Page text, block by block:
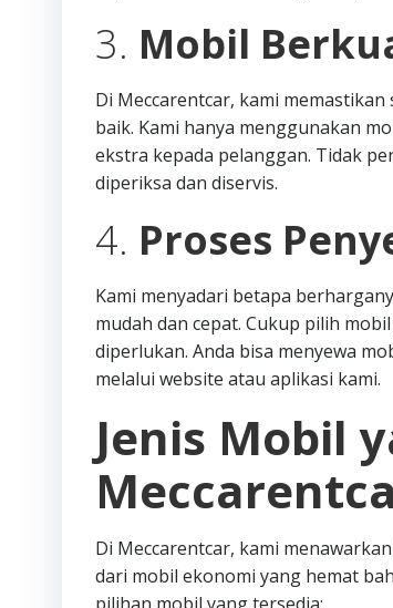
3. Mobil
Di Meccarentcar, kami
baik. Kami hanya menggunakan
ekstra kepada pelanggan. Tidak
diperiksa dan diservis.
4. Proses
Kami menyadari betapa
mudah dan cepat. Cukup pilih
diperlukan. Anda bisa menyewa
melalui website atau aplikasi kami.
Jenis Mobil
Di Meccarentcar, kami
dari mobil ekonomi yang hemat